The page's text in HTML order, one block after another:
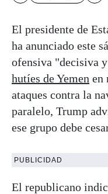
El presidente de
ha anunciado este
ofensiva "decisiva
hutíes de Yemen en
ataques contra la
paralelo, Trump
ese grupo debe
PUBLICIDAD
El republicano